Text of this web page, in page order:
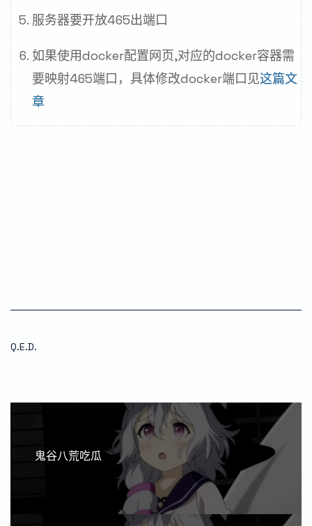
服务器要开放465出端口
如果使用docker配置网页,对应的docker容器需
要映射465端口，具体修改docker端口见这篇文
章
Q.E.D.
鬼谷八荒吃瓜